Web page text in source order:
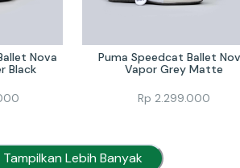
Nova
Black
Puma Speedcat Ballet
Vapor Grey Matte
Rp 2.299.000
Tampilkan Lebih Banyak